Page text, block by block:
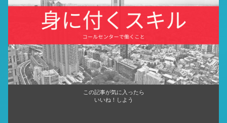
この記事が気に入ったら
いいね！しよう